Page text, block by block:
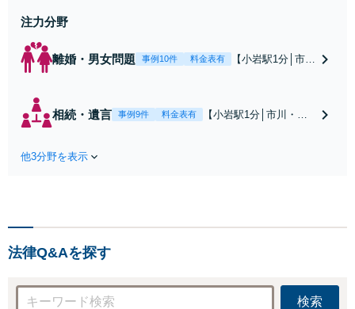
注力分野
離婚・男女問題 事例10件 料金表有
【小岩駅1分│市
回避、裁判提起前
の和解、子の認知
相続・遺言 事例9件 料金表有
【小岩駅1分│市川・船
しい地域の皆さまも、
休日対応可】
他3分野を表示
法律Q&Aを探す
検索